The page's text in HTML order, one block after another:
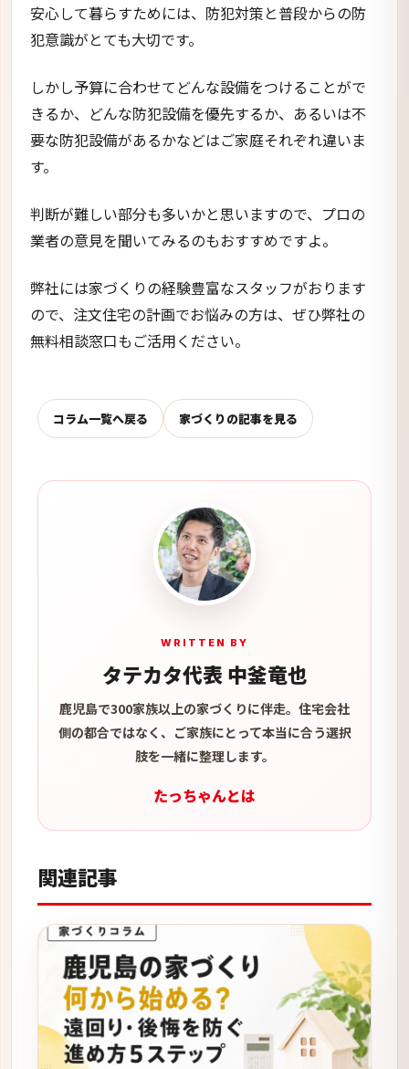
安心して暮らすためには、防犯対策と普段からの防
犯意識がとても大切です。
しかし予算に合わせてどんな設備をつけることがで
きるか、どんな防犯設備を優先するか、あるいは不
要な防犯設備があるかなどはご家庭それぞれ違いま
す。
判断が難しい部分も多いかと思いますので、プロの
業者の意見を聞いてみるのもおすすめですよ。
弊社には家づくりの経験豊富なスタッフがおります
ので、注文住宅の計画でお悩みの方は、ぜひ弊社の
無料相談窓口もご活用ください。
コラム一覧へ戻る 家づくりの記事を見る
WRITTEN BY
タテカタ代表 中釜竜也
鹿児島で300家族以上の家づくりに伴走。住宅会社
側の都合ではなく、ご家族にとって本当に合う選択
肢を一緒に整理します。
たっちゃんとは
関連記事